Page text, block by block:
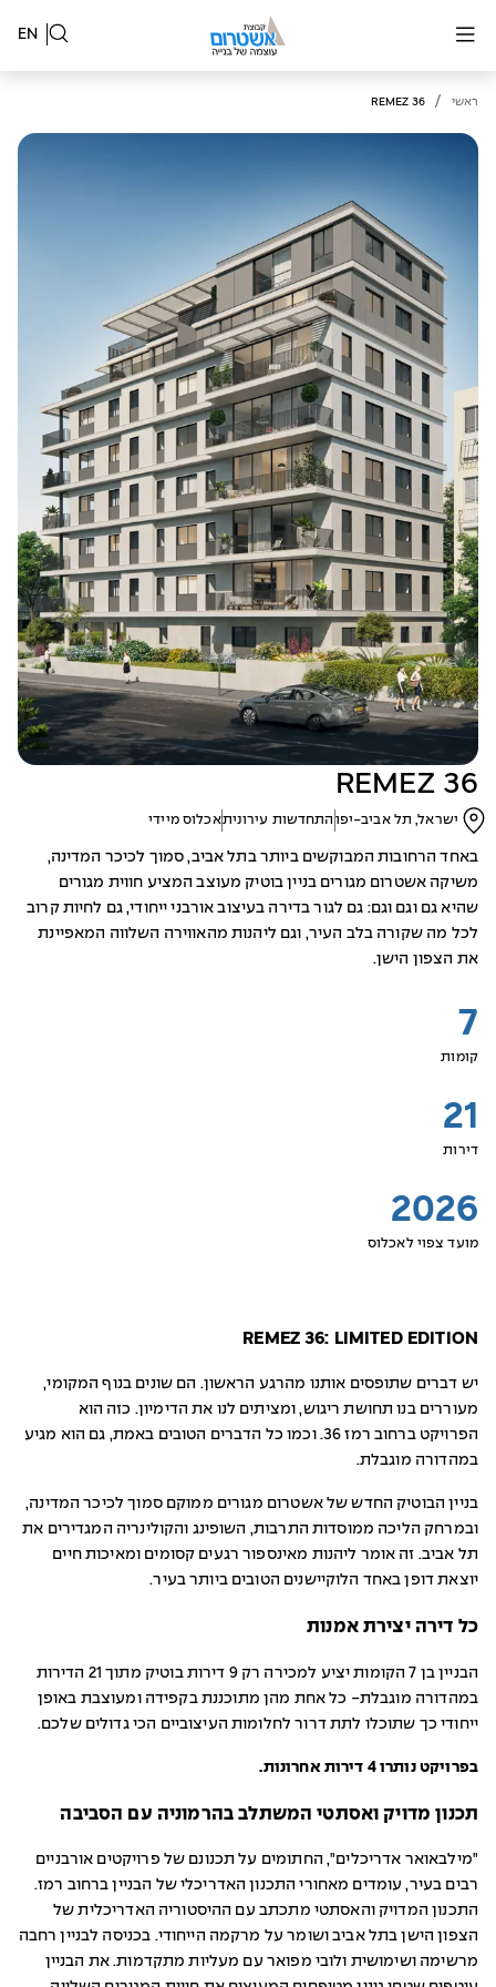
EN
ראשי /
REMEZ 36
REMEZ 36
ישראל, תל אביב-יפו התחדשות עירוניתאכלוס מיידי
באחד הרחובות המבוקשים ביותר בתל אביב, סמוך לכיכר המדינה,
משיקה אשטרום מגורים בניין בוטיק מעוצב המציע חווית מגורים
שהיא גם וגם וגם: גם לגור בדירה בעיצוב אורבני ייחודי, גם לחיות קרוב
לכל מה שקורה בלב העיר, וגם ליהנות מהאווירה השלווה המאפיינת
את הצפון הישן.
7
קומות
21
דירות
2026
מועד צפוי לאכלוס
REMEZ 36: LIMITED EDITION
יש דברים שתופסים אותנו מהרגע הראשון. הם שונים בנוף המקומי,
מעוררים בנו תחושת ריגוש, ומציתים לנו את הדימיון. כזה הוא
הפרויקט ברחוב רמז 36. וכמו כל הדברים הטובים באמת, גם הוא מגיע
במהדורה מוגבלת.
בניין הבוטיק החדש של אשטרום מגורים ממוקם סמוך לכיכר המדינה,
ובמרחק הליכה ממוסדות התרבות, השופינג והקולינריה המגדירים את
תל אביב. זה אומר ליהנות מאינספור רגעים קסומים ומאיכות חיים
יוצאת דופן באחד הלוקיישנים הטובים ביותר בעיר.
כל דירה יצירת אמנות
הבניין בן 7 הקומות יציע למכירה רק 9 דירות בוטיק מתוך 21 הדירות
במהדורה מוגבלת- כל אחת מהן מתוכננת בקפידה ומעוצבת באופן
ייחודי כך שתוכלו לתת דרור לחלומות העיצוביים הכי גדולים שלכם.
בפרויקט נותרו 4 דירות אחרונות.
תכנון מדויק ואסתטי המשתלב בהרמוניה עם הסביבה
"מילבאואר אדריכלים", החתומים על תכנונם של פרויקטים אורבניים
רבים בעיר, עומדים מאחורי התכנון האדריכלי של הבניין ברחוב רמז.
התכנון המדויק והאסתטי מתכתב עם ההיסטוריה האדריכלית של
הצפון הישן בתל אביב ושומר על מרקמה הייחודי. בכניסה לבניין רחבה
מרשימה ושימושית ולובי מפואר עם מעליות מתקדמות. את הבניין